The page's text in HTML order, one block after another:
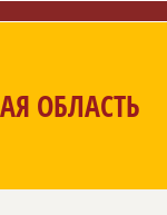
ОБЛАСТЬ